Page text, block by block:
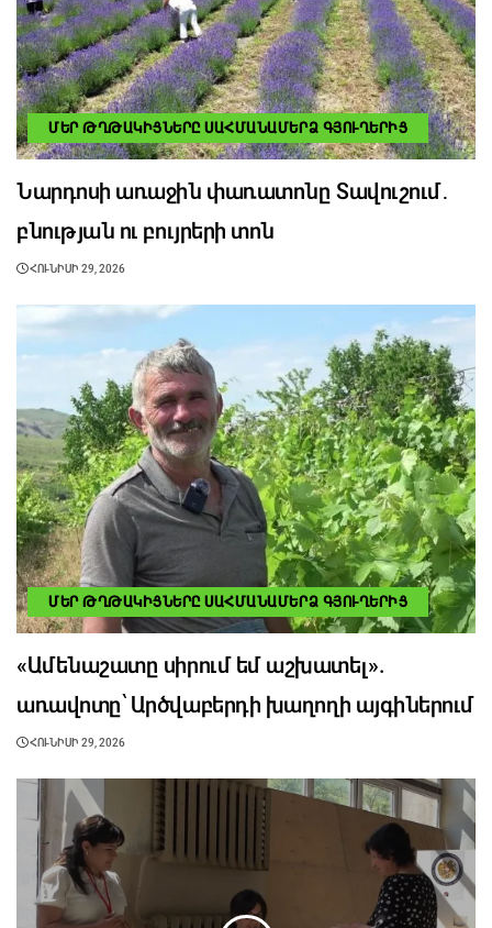
ՄԵՐ ԹՂԹԱԿԻՑՆԵՐԸ ՍԱՀՄԱՆԱՄԵՐՁ ԳՅՈՒՂԵՐԻՑ
Նարդոսի առաջին փառատոնը Տավուշում․
բնության ու բույրերի տոն
ՀՈՒՆԻՍԻ 29, 2026
ՄԵՐ ԹՂԹԱԿԻՑՆԵՐԸ ՍԱՀՄԱՆԱՄԵՐՁ ԳՅՈՒՂԵՐԻՑ
«Ամենաշատը սիրում եմ աշխատել».
առավոտը՝ Արծվաբերդի խաղողի այգիներում
ՀՈՒՆԻՍԻ 29, 2026